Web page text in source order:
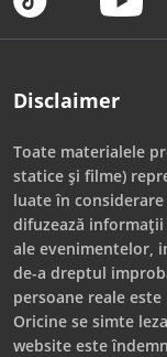
Disclaimer
Toate materialele
statice și filme)
luate în
difuzează
ale evenimentelor,
de-a dreptul
persoane reale
Oricine se simte
website este